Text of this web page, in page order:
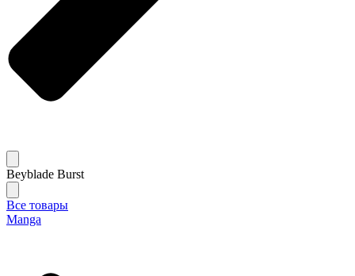
Beyblade Burst
Все товары
Manga